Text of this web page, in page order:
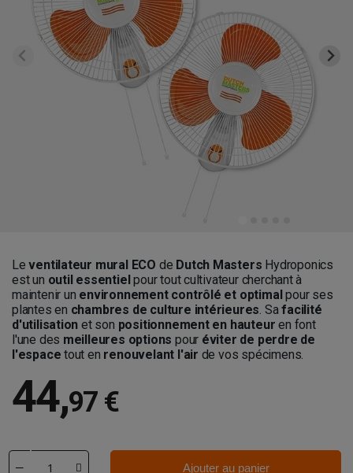
Leventilateur mural ECO de Dutch Masters Hydroponics
est un outil essentielpour tout cultivateur cherchant à
maintenir un environnement contrôlé et optimalpour ses
plantes en chambres de culture intérieures. Safacilité
d'utilisation et son positionnement en hauteur en font
l'une des meilleures options pour éviter de perdre de
l'espace tout en renouvelant l'air de vos spécimens.
44,97 €
Ajouter au panier